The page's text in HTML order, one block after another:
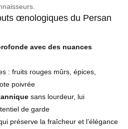
œnologiques du Persan
avec des nuances
: fruits rouges mûrs, épices,
poivrée
sans lourdeur, lui
de garde
préserve la fraîcheur et l’élégance